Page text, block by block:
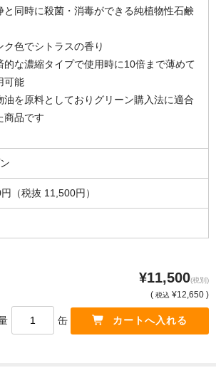
と同時に殺菌・消毒ができる純植物性石鹸
ク色でシトラスの香り
的な濃縮タイプで使用時に10倍まで薄めて
可能
油を原料としておりグリーン購入法に適合
商品です
（税抜 11,500円）
¥11,500(税別)
( 税込 ¥12,650 )
缶